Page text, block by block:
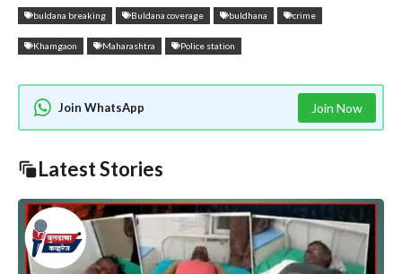
buldana breaking Buldana coverage buldhana crime
Khamgaon Maharashtra Police station
Join WhatsApp Join Now
Latest Stories